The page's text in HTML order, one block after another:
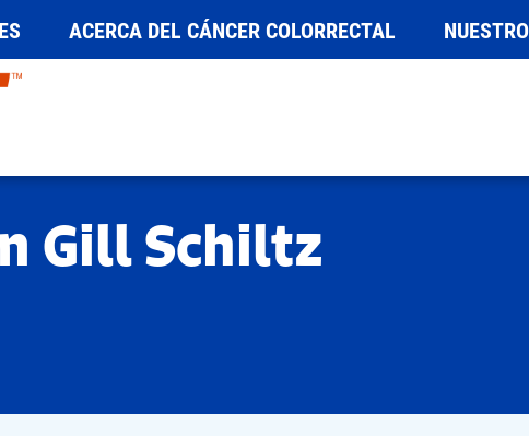
ACERCA DEL CÁNCER COLORRECTAL
Gill Schiltz